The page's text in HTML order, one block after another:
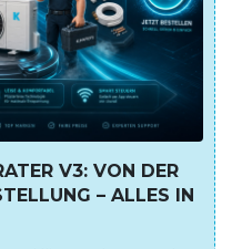
V3: VON DER
– ALLES IN